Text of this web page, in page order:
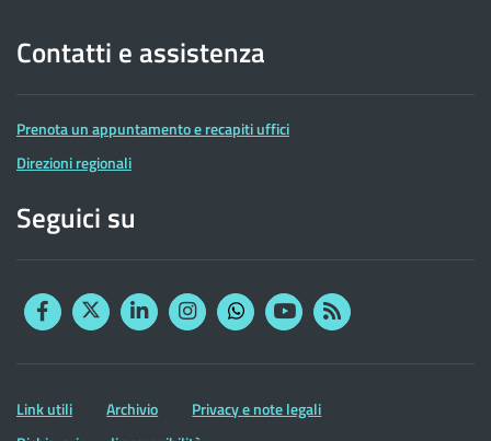
Contatti e assistenza
Prenota un appuntamento e recapiti uffici
Direzioni regionali
Seguici su
FacebookTwitterLinkedinInstagram
YouTubeRSS
Altre
informazioni
Link utili Archivio
Privacy e note legali